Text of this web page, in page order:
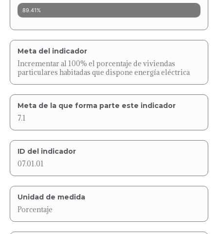
89.41%
Meta del indicador
Incrementar al 100% el porcentaje de viviendas
particulares habitadas que dispone energía eléctrica
Meta de la que forma parte este indicador
7.1
ID del indicador
07.01.01
Unidad de medida
Porcentaje